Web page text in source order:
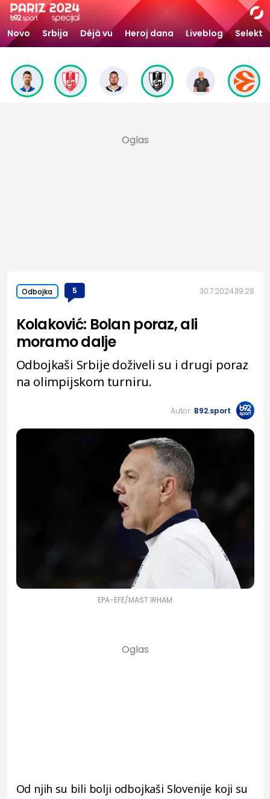
Novo Srbija Déjà vu Heroj dana Liveblog
Odbojka 5 30.7.2024. 19:28
Kolaković: Bolan poraz, ali
moramo dalje
Odbojkaši Srbije doživeli su i drugi poraz
na olimpijskom turniru.
Autor: B92.sport
EPA-EFE/MAST IRHAM
Od njih su bili bolji odbojkaši Slovenije koji su